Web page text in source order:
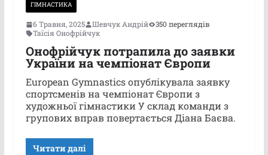
ГІМНАСТИКА
6 Травня, 2025 Шевчук Андрій
350 переглядів
Таїсія Онофрійчук
Онофрійчук потрапила до заявки
України на чемпіонат Європи
European Gymnastics опублікувала заявку
спортсменів на чемпіонат Європи з
художньої гімнастики У склад команди з
групових вправ повертається Діана Баєва.
Читати далі